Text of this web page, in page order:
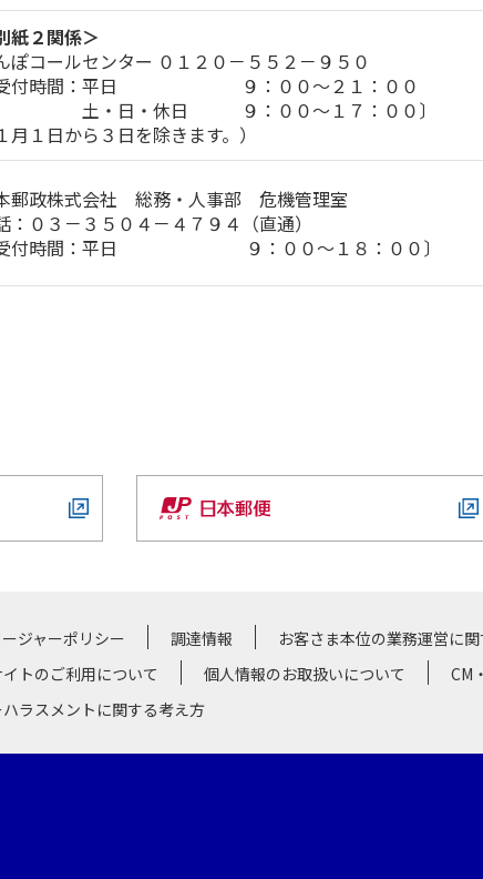
紙２関係＞
ぽコールセンター ０１２０－５５２－９５０
受付時間：平日 ９：００～２１：００
・日・休日 ９：００～１７：００〕
月１日から３日を除きます。）
郵政株式会社 総務・人事部 危機管理室
：０３－３５０４－４７９４（直通）
受付時間：平日 ９：００～１８：００〕
ジャーポリシー 調達情報
お客さま本位の業務運営に
イトのご利用について 個人情報のお取扱いについて
CM
ラスメントに関する考え方